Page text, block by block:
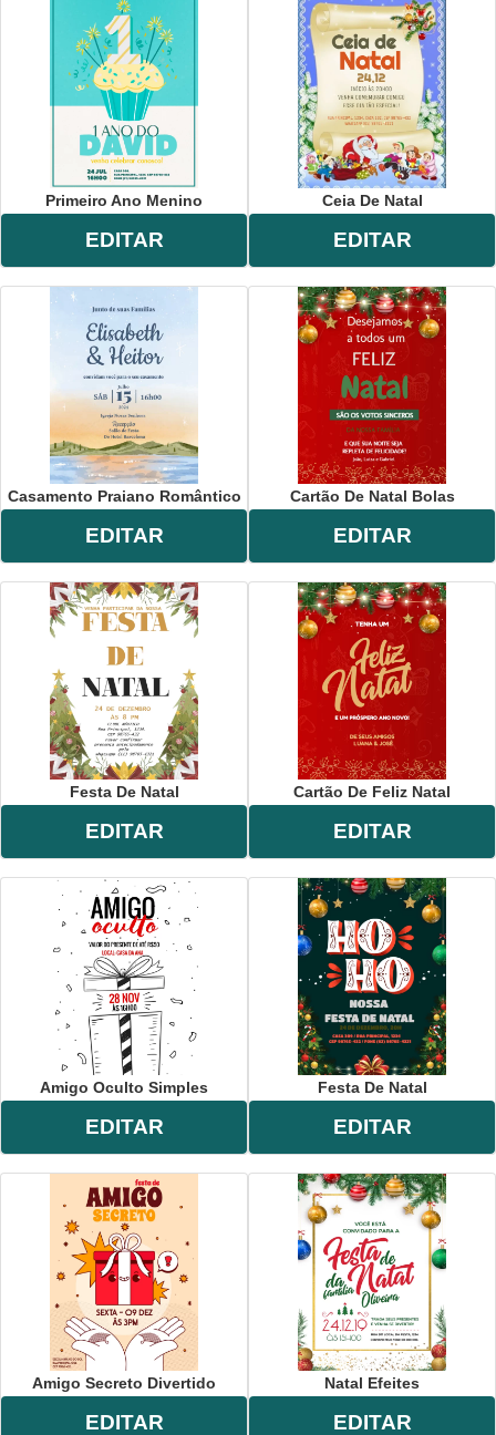
Primeiro Ano Menino
EDITAR
Ceia De Natal
EDITAR
Casamento Praiano Romântico
EDITAR
Cartão De Natal Bolas
EDITAR
Festa De Natal
EDITAR
Cartão De Feliz Natal
EDITAR
Amigo Oculto Simples
EDITAR
Festa De Natal
EDITAR
Amigo Secreto Divertido
EDITAR
Natal Efeites
EDITAR